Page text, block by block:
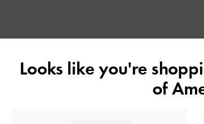
とてもよかった とてもよかった
Looks like you're
of